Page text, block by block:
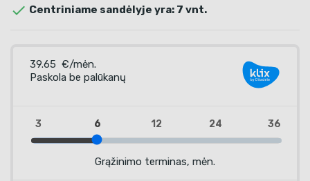
 Centriniame sandėlyje yra: 7 vnt.